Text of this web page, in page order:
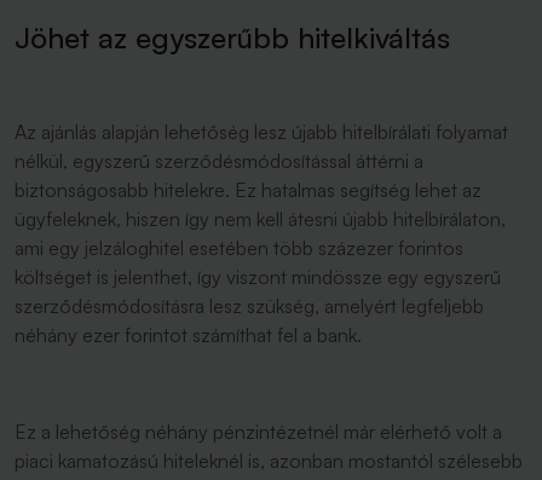
Jöhet az egyszerűbb hitelkiváltás
Az ajánlás alapján lehetőség lesz újabb hitelbírálati folyamat
nélkül, egyszerű szerződésmódosítással áttérni a
biztonságosabb hitelekre. Ez hatalmas segítség lehet az
ügyfeleknek, hiszen így nem kell átesni újabb hitelbírálaton,
ami egy jelzáloghitel esetében több százezer forintos
költséget is jelenthet, így viszont mindössze egy egyszerű
szerződésmódosításra lesz szükség, amelyért legfeljebb
néhány ezer forintot számíthat fel a bank.
Ez a lehetőség néhány pénzintézetnél már elérhető volt a
piaci kamatozású hiteleknél is, azonban mostantól szélesebb